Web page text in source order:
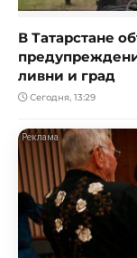
В Татарстане
ливни и град
Сегодня, 13:29